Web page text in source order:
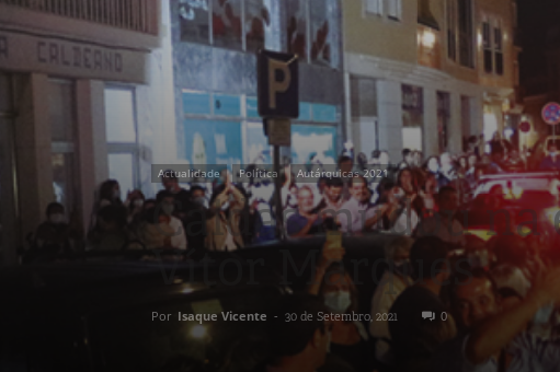
Actualidade Política Autárquicas 2021
Caldas mudou
Vítor Marques
Por Isaque Vicente - 30 de Setembro, 2021 0